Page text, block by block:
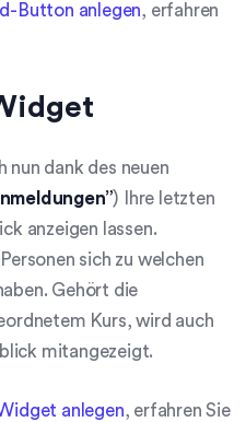
Button anlegen, erfahren
nun dank des neuen
) Ihre letzten
anzeigen lassen.
sich zu welchen
Gehört die
Kurs, wird auch
mitangezeigt.
anlegen, erfahren Sie